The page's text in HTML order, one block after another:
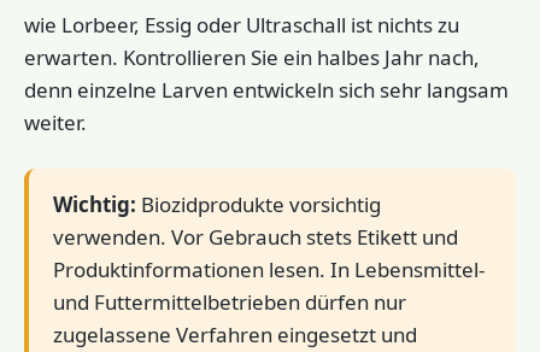
wie Lorbeer, Essig oder Ultraschall ist nichts zu
erwarten. Kontrollieren Sie ein halbes Jahr nach,
denn einzelne Larven entwickeln sich sehr langsam
weiter.
Wichtig: Biozidprodukte vorsichtig
verwenden. Vor Gebrauch stets Etikett und
Produktinformationen lesen. In Lebensmittel-
und Futtermittelbetrieben dürfen nur
zugelassene Verfahren eingesetzt und